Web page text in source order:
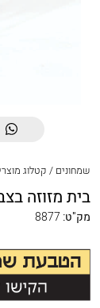
שמחונים / קטלוג
בית מזוזה
מק"ט: 8877